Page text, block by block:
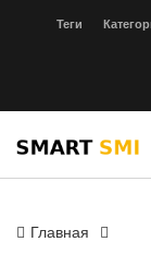
Теги
Главная